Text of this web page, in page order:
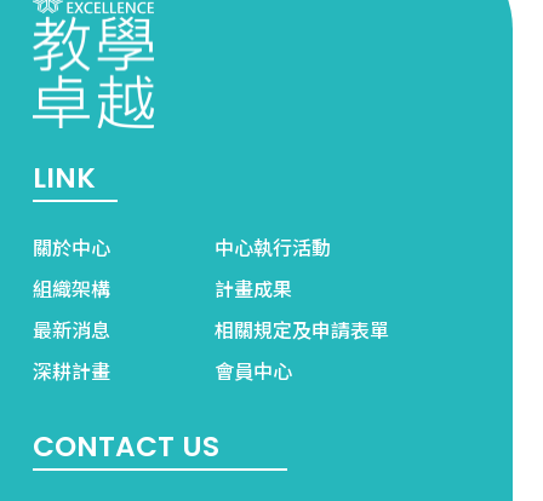
LINK
關於中心
中心執行活動
組織架構
計畫成果
最新消息
相關規定及申請表單
深耕計畫
會員中心
CONTACT US